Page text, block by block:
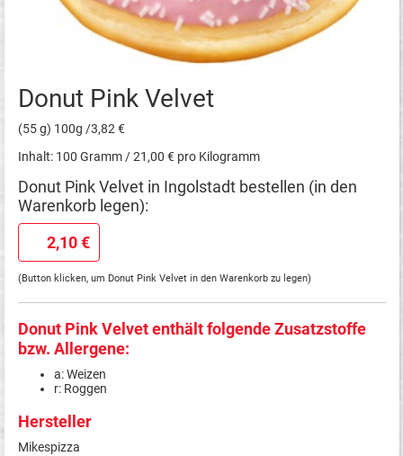
Donut Pink Velvet
(55 g) 100g /3,82 €
Inhalt: 100 Gramm / 21,00 € pro Kilogramm
Donut Pink Velvet in Ingolstadt bestellen (in den
Warenkorb legen):
2,10 €
(Button klicken, um Donut Pink Velvet in den Warenkorb zu legen)
Donut Pink Velvet enthält folgende Zusatzstoffe
bzw. Allergene:
a: Weizen
r: Roggen
Hersteller
Mikespizza